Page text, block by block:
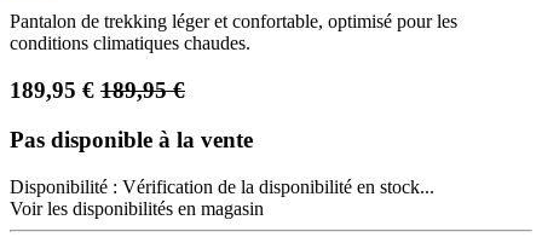
Pantalon de trekking léger et confortable, optimisé pour les
conditions climatiques chaudes.
189,95 € 189,95€
Pas disponible à la vente
Disponibilité : Vérification de la disponibilité en stock...
Voir les disponibilités en magasin